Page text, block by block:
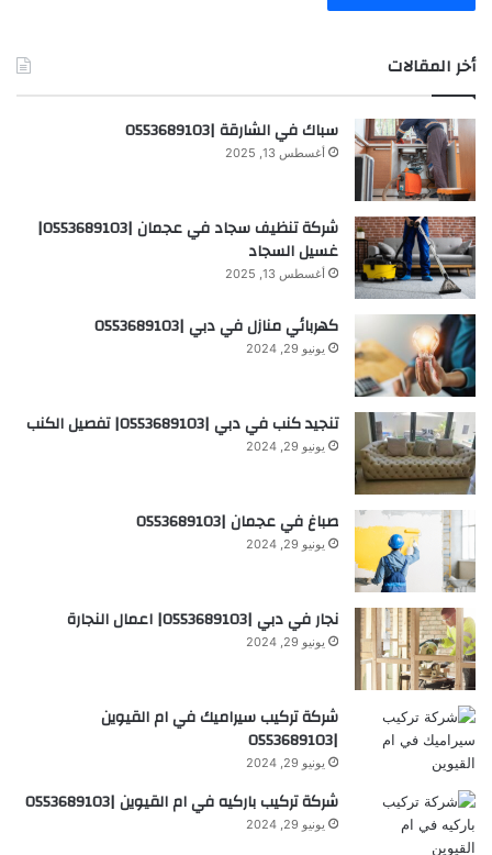
أخر المقالات
سباك في الشارقة |0553689103
أغسطس 13, 2025
شركة تنظيف سجاد في عجمان |0553689103|
غسيل السجاد
أغسطس 13, 2025
كهربائي منازل في دبي |0553689103
يونيو 29, 2024
تنجيد كنب في دبي |0553689103| تفصيل الكنب
يونيو 29, 2024
صباغ في عجمان |0553689103
يونيو 29, 2024
نجار في دبي |0553689103| اعمال النجارة
يونيو 29, 2024
شركة تركيب سيراميك في ام القيوين
|0553689103
يونيو 29, 2024
شركة تركيب باركيه في ام القيوين |0553689103
يونيو 29, 2024